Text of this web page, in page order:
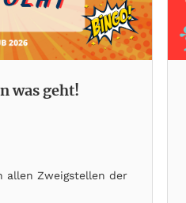
was geht!
allen Zweigstellen der